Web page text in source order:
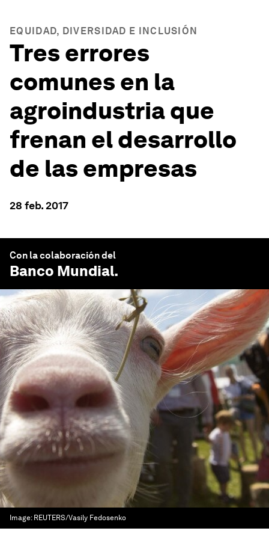
EQUIDAD, DIVERSIDAD E INCLUSIÓN
Tres errores
comunes en la
agroindustria que
frenan el desarrollo
de las empresas
28 feb. 2017
Con la colaboración del
Banco Mundial.
Image: REUTERS/Vasily Fedosenko